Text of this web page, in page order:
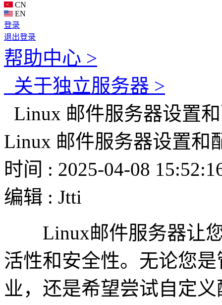
CN
EN
登录
退出登录
帮助中心 >
关于独立服务器 >
Linux 邮件服务器设置
Linux 邮件服务器设置和
时间 : 2025-04-08
编辑 : Jtti
Linux邮件服务器让您
活性和安全性。无论您
业，还是希望尝试自定